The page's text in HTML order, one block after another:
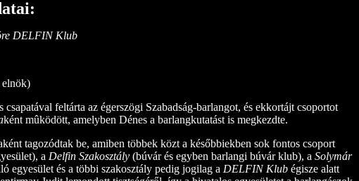
DELFIN Klub
feltárta az égerszögi Szabadság-barlangot, és ekkortájt csoportot
ként mûködött, amelyben Dénes a barlangkutatást is megkezdte.
tagozódtak be, amiben többek közt a későbbiekben sok fontos csoport
a Delfin Szakosztály (búvár és egyben barlangi búvár klub), a Solymár
egyesület és a többi szakosztály pedig jogilag a DELFIN Klub égisze alatt